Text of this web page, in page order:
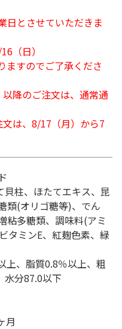
日とさせていただきま
（日）
ますのでご了承くださ
降のご注文は、通常通
は、8/17（月）から7
貝柱、ほたてエキス、昆
類(オリゴ糖等)、でん
粘多糖類、調味料(アミ
タミンE、紅麹色素、緑
上、脂質0.8％以上、粗
水分87.0以下
月